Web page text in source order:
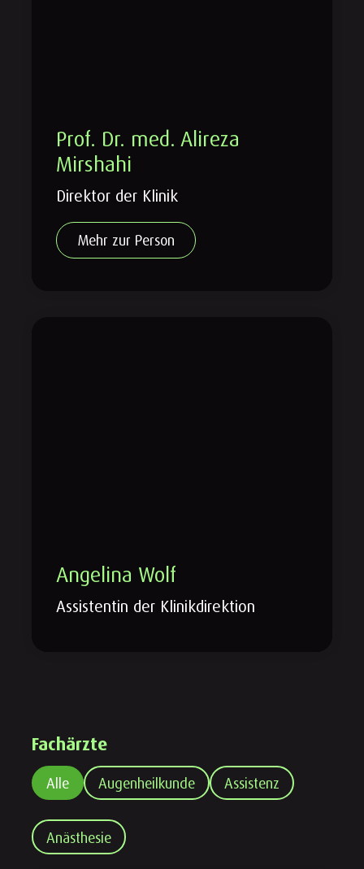
Prof. Dr. med. Alireza
Mirshahi
Direktor der Klinik
Mehr zur Person
Angelina Wolf
Assistentin der Klinikdirektion
Fachärzte
Alle Augenheilkunde Assistenz
Anästhesie